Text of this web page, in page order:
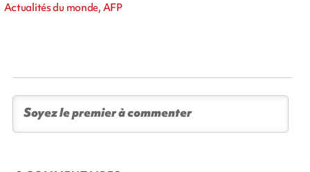
Actualités du monde, AFP